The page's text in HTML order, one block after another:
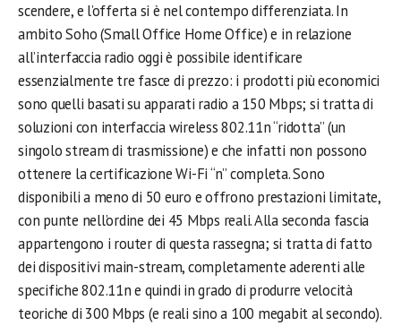
scendere, e l’offerta si è nel contempo differenziata. In
ambito Soho (Small Office Home Office) e in relazione
all’interfaccia radio oggi è possibile identificare
essenzialmente tre fasce di prezzo: i prodotti più economici
sono quelli basati su apparati radio a 150 Mbps; si tratta di
soluzioni con interfaccia wireless 802.11n “ridotta” (un
singolo stream di trasmissione) e che infatti non possono
ottenere la certificazione Wi-Fi “n” completa. Sono
disponibili a meno di 50 euro e offrono prestazioni limitate,
con punte nell’ordine dei 45 Mbps reali. Alla seconda fascia
appartengono i router di questa rassegna; si tratta di fatto
dei dispositivi main-stream, completamente aderenti alle
specifiche 802.11n e quindi in grado di produrre velocità
teoriche di 300 Mbps (e reali sino a 100 megabit al secondo).